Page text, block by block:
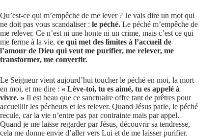
Qu’est-ce qui m’empêche de me lever ? Je vais dire un mot qui
ne doit pas vous scandaliser : le péché. Le péché m’empêche de
me relever. Ce n’est ni une honte ni un crime, mais c’est ce qui
me ferme à la vie, ce qui met des limites à l’accueil de
l’amour de Dieu qui veut me purifier, me relever, me
transformer, me convertir.
Le Seigneur vient aujourd’hui toucher le péché en moi, la mort
en moi, et me dire : « Lève-toi, tu es aimé, tu es appelé à
vivre. » Il est beau que ce sanctuaire offre tant de prêtres pour
accueillir les pécheurs et les relever. Quand Jésus parle, le péché
recule, car la vie n’entre pas par contrainte mais par appel.
Quand je me laisse regarder par Jésus, découvrir sa tendresse,
cela me donne envie d’aller vers Lui et de me laisser purifier.